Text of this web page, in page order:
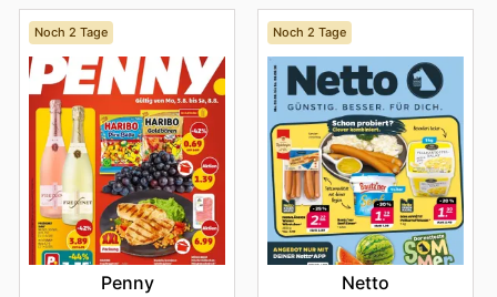
Noch 2 Tage
Penny
Noch 2 Tage
Netto